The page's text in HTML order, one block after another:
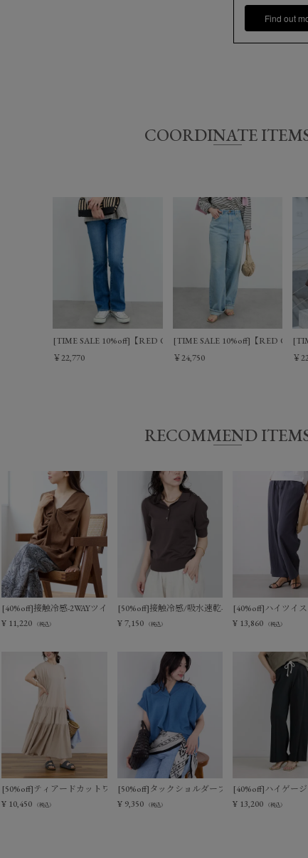
24
69㎝
Find out
COORDINATE
[TIME SALE 10%off]【RED CARD TOKYO】35th Annivarsary ブー
￥22,770
[TIME SALE 10%off]【RED CARD
￥24,750
￥
RECOMMEND
ーVネックニットベスト
[40%off]接触冷感-2WAYツイストノースリーブブラウス
¥ 11,220 （税込）
[50%off]接触冷感/吸水速乾-サマーポロニット
¥ 7,150 （税込）
[40%off]ハイツイ
¥ 13,860 （税込）
[50%off]ティアードカットワンピース
¥ 10,450 （税込）
[50%off]タックショルダーブラウス
¥ 9,350 （税込）
[40%off]ハイゲー
¥ 13,200 （税込）